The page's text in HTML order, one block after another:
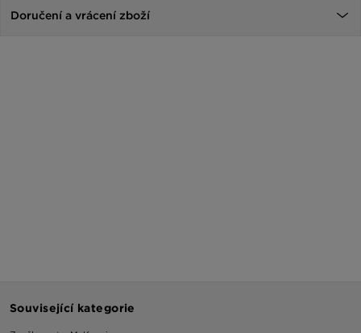
Doručení a vrácení zboží
Související kategorie